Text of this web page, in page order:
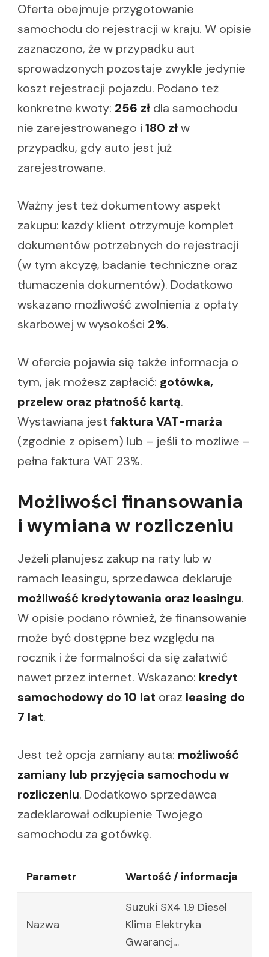
Oferta obejmuje przygotowanie
samochodu do rejestracji w kraju. W opisie
zaznaczono, że w przypadku aut
sprowadzonych pozostaje zwykle jedynie
koszt rejestracji pojazdu. Podano też
konkretne kwoty: 256 zł dla samochodu
nie zarejestrowanego i 180 złw
przypadku, gdy auto jest już
zarejestrowane.
Ważny jest też dokumentowy aspekt
zakupu: każdy klient otrzymuje komplet
dokumentów potrzebnych do rejestracji
(w tym akcyzę, badanie techniczne oraz
tłumaczenia dokumentów). Dodatkowo
wskazano możliwość zwolnienia z opłaty
skarbowej w wysokości 2%.
W ofercie pojawia się także informacja o
tym, jak możesz zapłacić: gotówka,
przelew oraz płatność kartą.
Wystawiana jest faktura VAT-marża
(zgodnie z opisem) lub – jeśli to możliwe –
pełna faktura VAT 23%.
Możliwości finansowania
i wymiana w rozliczeniu
Jeżeli planujesz zakup na raty lub w
ramach leasingu, sprzedawca deklaruje
możliwość kredytowania oraz leasingu.
W opisie podano również, że finansowanie
może być dostępne bez względu na
rocznik i że formalności da się załatwić
nawet przez internet. Wskazano: kredyt
samochodowy do 10 lat oraz leasing do
7 lat.
Jest też opcja zamiany auta: możliwość
zamiany lub przyjęcia samochodu w
rozliczeniu. Dodatkowo sprzedawca
zadeklarował odkupienie Twojego
samochodu za gotówkę.
Parametr Wartość / informacja
Nazwa
Suzuki SX4 1.9 Diesel
Klima Elektryka
Gwarancj…